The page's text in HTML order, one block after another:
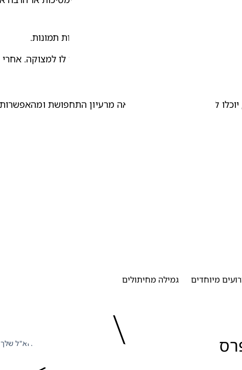
לבחור בדים או צבעים לתחפושת או להראות תמונות.
מיוחדים גמילה מחיתולים
כתובת הדוא"ל שלך